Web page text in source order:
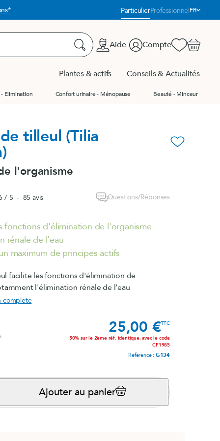
ParticulierProfessionnel
Langue
:FR
Rechercher
Aide CompteFavorisPanier
- Packs
(lot)
Système nerveux
Voir le produit
B.O. Concept
Plantes & actifs Conseils & Actualités
Elimination Confort urinaire - Ménopause Beauté - Minceur
tilleul (Tilia favorite_border
l'organisme
/ 5 - 85avis Questions/Réponses
fonctions d'élimination de l'organisme
rénale de l'eau
maximum de principes actifs
facilite les fonctions d'élimination de
l'élimination rénale de l'eau
complète
Prix
25,00 €TTC
50% sur le 2ème réf. identique, avec le code
CF1985
Référence : G134
Ajouter au panier